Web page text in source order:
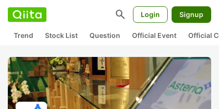
search Login Signup
Trend Stock List Question Official Event Official